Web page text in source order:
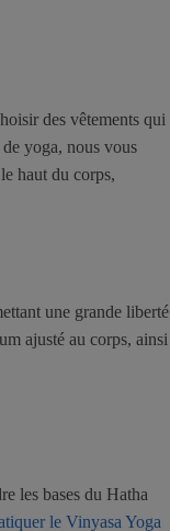
des vêtements qui
yoga, nous vous
haut du corps,
une grande liberté
ajusté au corps, ainsi
les bases du Hatha
le Vinyasa Yoga